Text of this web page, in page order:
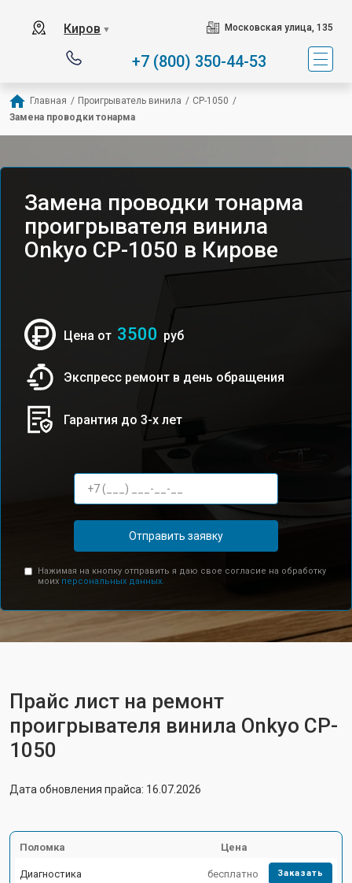
Киров ▼ Московская улица, 135
+7 (800) 350-44-53
Главная / Проигрыватель винила / CP-1050 /
Замена проводки тонарма
Замена проводки тонарма
проигрывателя винила
Onkyo CP-1050 в Кирове
Цена от 3500 руб
Экспресс ремонт в день обращения
Гарантия до 3-х лет
Отправить заявку
Нажимая на кнопку отправить я даю свое согласие на обработку
моих персональных данных.
Прайс лист на ремонт
проигрывателя винила Onkyo CP-
1050
Дата обновления прайса: 16.07.2026
Поломка Цена
Диагностика бесплатно Заказать